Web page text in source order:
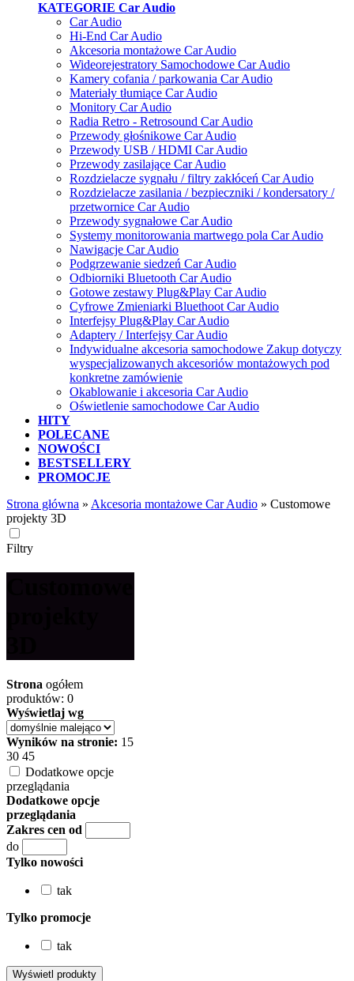
KATEGORIE Car Audio
Car Audio
Hi-End Car Audio
Akcesoria montażowe Car Audio
Wideorejestratory Samochodowe Car Audio
Kamery cofania / parkowania Car Audio
Materiały tłumiące Car Audio
Monitory Car Audio
Radia Retro - Retrosound Car Audio
Przewody głośnikowe Car Audio
Przewody USB / HDMI Car Audio
Przewody zasilające Car Audio
Rozdzielacze sygnału / filtry zakłóceń Car Audio
Rozdzielacze zasilania / bezpieczniki / kondersatory /
przetwornice Car Audio
Przewody sygnałowe Car Audio
Systemy monitorowania martwego pola Car Audio
Nawigacje Car Audio
Podgrzewanie siedzeń Car Audio
Odbiorniki Bluetooth Car Audio
Gotowe zestawy Plug&Play Car Audio
Cyfrowe Zmieniarki Bluethoot Car Audio
Interfejsy Plug&Play Car Audio
Adaptery / Interfejsy Car Audio
Indywidualne akcesoria samochodowe Zakup dotyczy
wyspecjalizowanych akcesoriów montażowych pod
konkretne zamówienie
Okablowanie i akcesoria Car Audio
Oświetlenie samochodowe Car Audio
HITY
POLECANE
NOWOŚCI
BESTSELLERY
PROMOCJE
Strona główna » Akcesoria montażowe Car Audio » Customowe
projekty 3D
Filtry
Strona ogółem
produktów: 0
Wyświetlaj wg
Wyników na stronie: 15
30 45
Dodatkowe opcje
przeglądania
Dodatkowe opcje
przeglądania
Zakres cen od
do
Tylko nowości
tak
Tylko promocje
tak